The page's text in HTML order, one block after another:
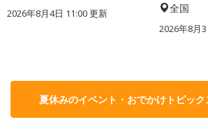
2026年8月4日 11:00更新 全国
2026年8月
夏休みのイベント・おでかけトピッ